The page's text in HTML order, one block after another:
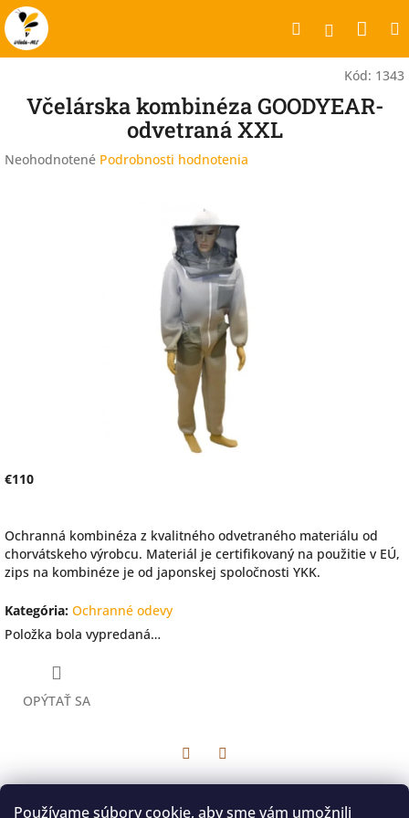
Používame súbory cookie, aby sme vám umožnili
Prejsť
na
obsah
Hľadať
Kód: 1343
Včelárska kombinéza GOODYEAR-
odvetraná XXL
Priemerné
Neohodnotené Podrobnosti hodnotenia
€110
Ochranná kombinéza z kvalitného odvetraného materiálu od
chorvátskeho výrobcu. Materiál je certifikovaný na použitie v EÚ,
zips na kombinéze je od japonskej spoločnosti YKK.
Kategória: Ochranné odevy
Položka bola vypredaná…
OPÝTAŤ SA
FacebookTwitter
Popis Diskusia